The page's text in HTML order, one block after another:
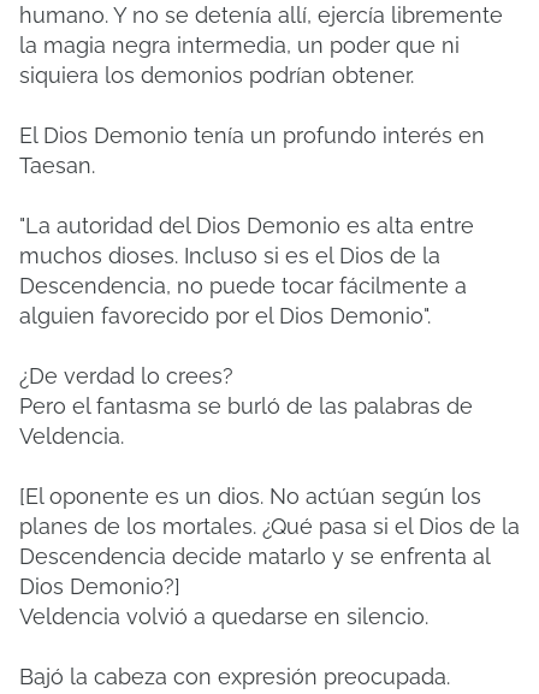
humano. Y no se detenía allí, ejercía libremente
la magia negra intermedia, un poder que ni
siquiera los demonios podrían obtener.
El Dios Demonio tenía un profundo interés en
Taesan.
"La autoridad del Dios Demonio es alta entre
muchos dioses. Incluso si es el Dios de la
Descendencia, no puede tocar fácilmente a
alguien favorecido por el Dios Demonio".
¿De verdad lo crees?
Pero el fantasma se burló de las palabras de
Veldencia.
[El oponente es un dios. No actúan según los
planes de los mortales. ¿Qué pasa si el Dios de la
Descendencia decide matarlo y se enfrenta al
Dios Demonio?]
Veldencia volvió a quedarse en silencio.
Bajó la cabeza con expresión preocupada.